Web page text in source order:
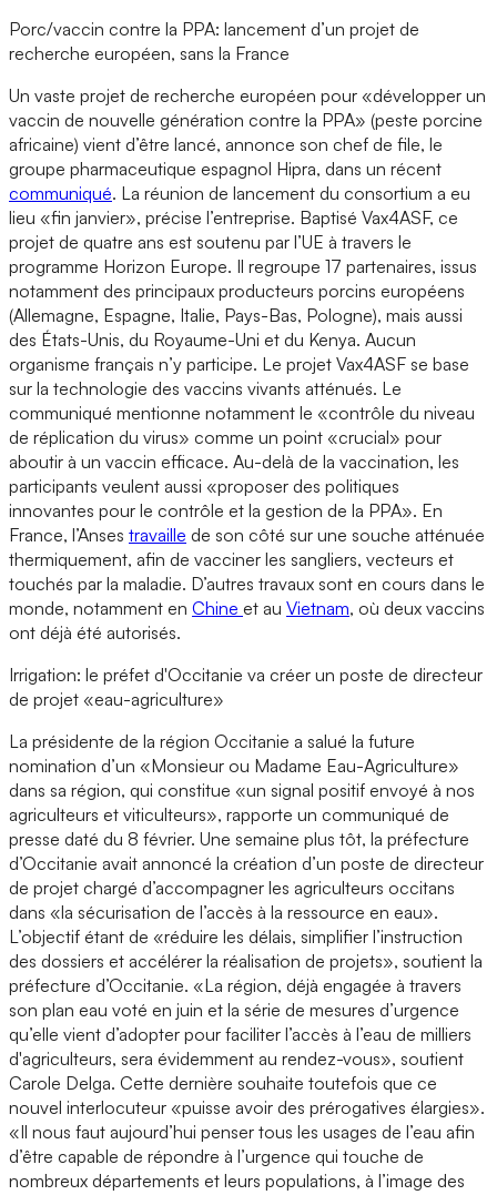
Porc/vaccin contre la PPA: lancement d’un projet de
recherche européen, sans la France
Un vaste projet de recherche européen pour «développer un
vaccin de nouvelle génération contre la PPA» (peste porcine
africaine) vient d’être lancé, annonce son chef de file, le
groupe pharmaceutique espagnol Hipra, dans un récent
communiqué. La réunion de lancement du consortium a eu
lieu «fin janvier», précise l’entreprise. Baptisé Vax4ASF, ce
projet de quatre ans est soutenu par l’UE à travers le
programme Horizon Europe. Il regroupe 17 partenaires, issus
notamment des principaux producteurs porcins européens
(Allemagne, Espagne, Italie, Pays-Bas, Pologne), mais aussi
des États-Unis, du Royaume-Uni et du Kenya. Aucun
organisme français n’y participe. Le projet Vax4ASF se base
sur la technologie des vaccins vivants atténués. Le
communiqué mentionne notamment le «contrôle du niveau
de réplication du virus» comme un point «crucial» pour
aboutir à un vaccin efficace. Au-delà de la vaccination, les
participants veulent aussi «proposer des politiques
innovantes pour le contrôle et la gestion de la PPA». En
France, l’Anses travaille de son côté sur une souche atténuée
thermiquement, afin de vacciner les sangliers, vecteurs et
touchés par la maladie. D’autres travaux sont en cours dans le
monde, notamment en Chine et au Vietnam, où deux vaccins
ont déjà été autorisés.
Irrigation: le préfet d'Occitanie va créer un poste de directeur
de projet «eau-agriculture»
La présidente de la région Occitanie a salué la future
nomination d’un «Monsieur ou Madame Eau-Agriculture»
dans sa région, qui constitue «un signal positif envoyé à nos
agriculteurs et viticulteurs», rapporte un communiqué de
presse daté du 8 février. Une semaine plus tôt, la préfecture
d’Occitanie avait annoncé la création d’un poste de directeur
de projet chargé d’accompagner les agriculteurs occitans
dans «la sécurisation de l’accès à la ressource en eau».
L’objectif étant de «réduire les délais, simplifier l’instruction
des dossiers et accélérer la réalisation de projets», soutient la
préfecture d’Occitanie. «La région, déjà engagée à travers
son plan eau voté en juin et la série de mesures d’urgence
qu’elle vient d’adopter pour faciliter l’accès à l’eau de milliers
d'agriculteurs, sera évidemment au rendez-vous», soutient
Carole Delga. Cette dernière souhaite toutefois que ce
nouvel interlocuteur «puisse avoir des prérogatives élargies».
«Il nous faut aujourd’hui penser tous les usages de l’eau afin
d’être capable de répondre à l’urgence qui touche de
nombreux départements et leurs populations, à l’image des